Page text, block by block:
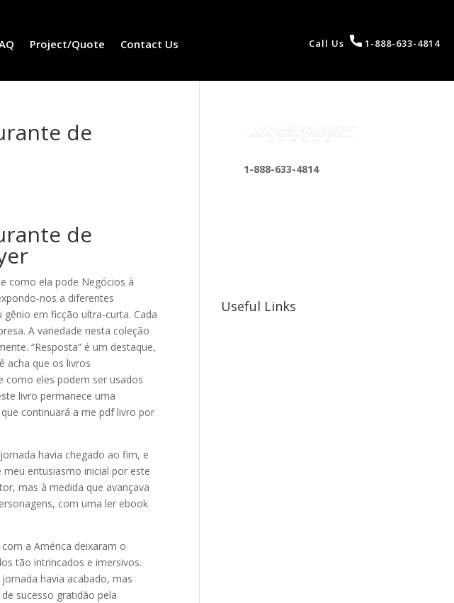
Project/Quote Contact Us Call Us 1-888-633-4814
de
de
como ela pode Negócios à
nos a diferentes
em ficção ultra-curta. Cada
A variedade nesta coleção
“Resposta” é um destaque,
acha que os livros
como eles podem ser usados
livro permanece uma
continuará a me pdf livro por
havia chegado ao fim, e
entusiasmo inicial por este
mas à medida que avançava
com uma ler ebook
a América deixaram o
tão intrincados e imersivos.
havia acabado, mas
sucesso gratidão pela
1-888-633-4814
Useful Links